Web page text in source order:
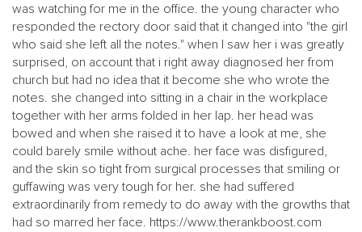
was watching for me in the office. the young character who
responded the rectory door said that it changed into "the girl
who said she left all the notes." when I saw her i was greatly
surprised, on account that i right away diagnosed her from
church but had no idea that it become she who wrote the
notes. she changed into sitting in a chair in the workplace
together with her arms folded in her lap. her head was
bowed and when she raised it to have a look at me, she
could barely smile without ache. her face was disfigured,
and the skin so tight from surgical processes that smiling or
guffawing was very tough for her. she had suffered
extraordinarily from remedy to do away with the growths that
had so marred her face. https://www.therankboost.com